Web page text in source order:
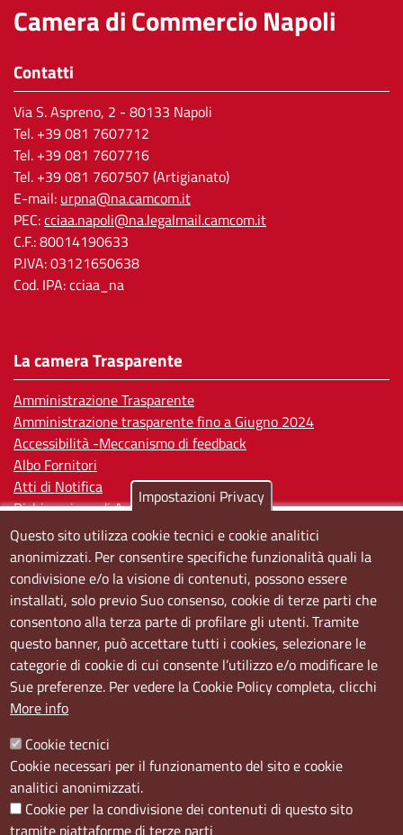
Camera di Commercio Napoli
Contatti
Via S. Aspreno, 2 - 80133 Napoli
Tel. +39 081 7607712
Tel. +39 081 7607716
Tel. +39 081 7607507 (Artigianato)
E-mail: urpna@na.camcom.it
PEC:cciaa.napoli@na.legalmail.camcom.it
C.F.: 80014190633
P.IVA: 03121650638
Cod. IPA: cciaa_na
La camera Trasparente
Amministrazione Trasparente
Amministrazione trasparente fino a Giugno 2024
Accessibilità -Meccanismo di feedback
Albo Fornitori
Atti di Notifica
Dichiarazione di Accessibilità
Sedi e orari
Sede Centrale:
Via S. Aspreno, 2, 80133 Napoli NA
Sede Secondaria:
Corso Meridionale, 58 80143 Napoli NA
Orari
Il venerdì dalle ore 8.50 alle ore 11.00
Social
Impostazioni Privacy
Questo sito utilizza cookie tecnici e cookie analitici
anonimizzati. Per consentire specifiche funzionalità quali la
condivisione e/o la visione di contenuti, possono essere
installati, solo previo Suo consenso, cookie di terze parti che
consentono alla terza parte di profilare gli utenti. Tramite
questo banner, può accettare tutti i cookies, selezionare le
categorie di cookie di cui consente l’utilizzo e/o modificare le
Sue preferenze. Per vedere la Cookie Policy completa, clicchi
More info
Cookie tecnici
Cookie necessari per il funzionamento del sito e cookie
analitici anonimizzati.
Cookie per la condivisione dei contenuti di questo sito
tramite piattaforme di terze parti